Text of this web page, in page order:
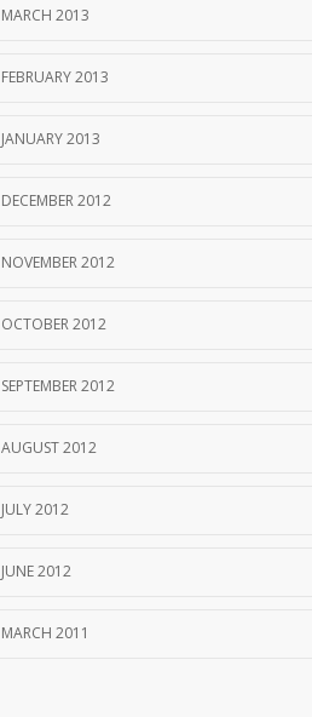
MARCH 2013
FEBRUARY 2013
JANUARY 2013
DECEMBER 2012
NOVEMBER 2012
OCTOBER 2012
SEPTEMBER 2012
AUGUST 2012
JULY 2012
JUNE 2012
MARCH 2011